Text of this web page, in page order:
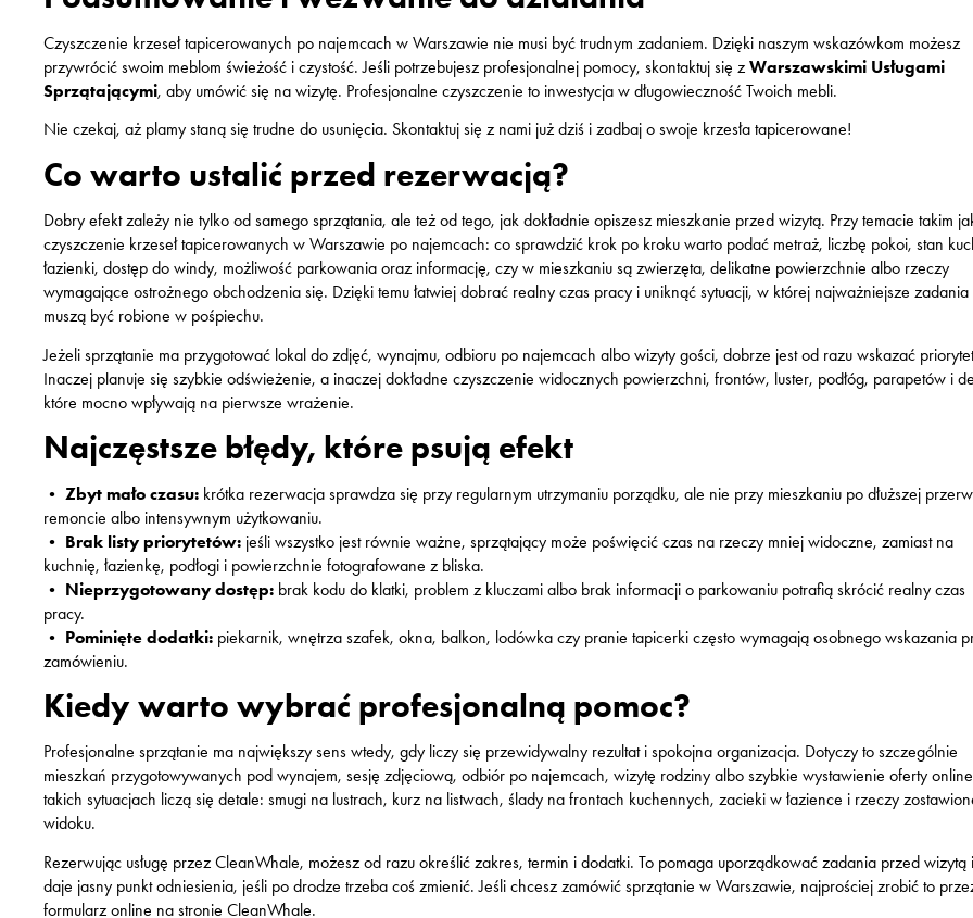
Czyszczenie krzeseł tapicerowanych po najemcach w Warszawie nie musi być trudnym zadaniem. Dzięki naszym wskazówkom możesz
przywrócić swoim meblom świeżość i czystość. Jeśli potrzebujesz profesjonalnej pomocy, skontaktuj się zWarszawskimi Usługami
Sprzątającymi, aby umówić się na wizytę. Profesjonalne czyszczenie to inwestycja w długowieczność Twoich mebli.
Nie czekaj, aż plamy staną się trudne do usunięcia. Skontaktuj się z nami już dziś i zadbaj o swoje krzesła tapicerowane!
Co warto ustalić przed rezerwacją?
Dobry efekt zależy nie tylko od samego sprzątania, ale też od tego, jak dokładnie opiszesz mieszkanie przed wizytą. Przy temacie takim
czyszczenie krzeseł tapicerowanych w Warszawie po najemcach: co sprawdzić krok po kroku warto podać metraż, liczbę pokoi, stan
łazienki, dostęp do windy, możliwość parkowania oraz informację, czy w mieszkaniu są zwierzęta, delikatne powierzchnie albo rzeczy
wymagające ostrożnego obchodzenia się. Dzięki temu łatwiej dobrać realny czas pracy i uniknąć sytuacji, w której najważniejsze zadania
muszą być robione w pośpiechu.
Jeżeli sprzątanie ma przygotować lokal do zdjęć, wynajmu, odbioru po najemcach albo wizyty gości, dobrze jest od razu wskazać
Inaczej planuje się szybkie odświeżenie, a inaczej dokładne czyszczenie widocznych powierzchni, frontów, luster, podłóg, parapetów i
które mocno wpływają na pierwsze wrażenie.
Najczęstsze błędy, które psują efekt
• Zbyt mało czasu: krótka rezerwacja sprawdza się przy regularnym utrzymaniu porządku, ale nie przy mieszkaniu po dłuższej
remoncie albo intensywnym użytkowaniu.
• Brak listy priorytetów: jeśli wszystko jest równie ważne, sprzątający może poświęcić czas na rzeczy mniej widoczne, zamiast na
kuchnię, łazienkę, podłogi i powierzchnie fotografowane z bliska.
• Nieprzygotowany dostęp: brak kodu do klatki, problem z kluczami albo brak informacji o parkowaniu potrafią skrócić realny czas
pracy.
• Pominięte dodatki: piekarnik, wnętrza szafek, okna, balkon, lodówka czy pranie tapicerki często wymagają osobnego wskazania
zamówieniu.
Kiedy warto wybrać profesjonalną pomoc?
Profesjonalne sprzątanie ma największy sens wtedy, gdy liczy się przewidywalny rezultat i spokojna organizacja. Dotyczy to szczególnie
mieszkań przygotowywanych pod wynajem, sesję zdjęciową, odbiór po najemcach, wizytę rodziny albo szybkie wystawienie oferty
takich sytuacjach liczą się detale: smugi na lustrach, kurz na listwach, ślady na frontach kuchennych, zacieki w łazience i rzeczy
widoku.
Rezerwując usługę przez CleanWhale, możesz od razu określić zakres, termin i dodatki. To pomaga uporządkować zadania przed wizytą
daje jasny punkt odniesienia, jeśli po drodze trzeba coś zmienić. Jeśli chcesz zamówić sprzątanie w Warszawie, najprościej zrobić to
formularz online na stronie CleanWhale.